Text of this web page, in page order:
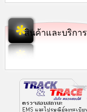
สินค้าและบริการ